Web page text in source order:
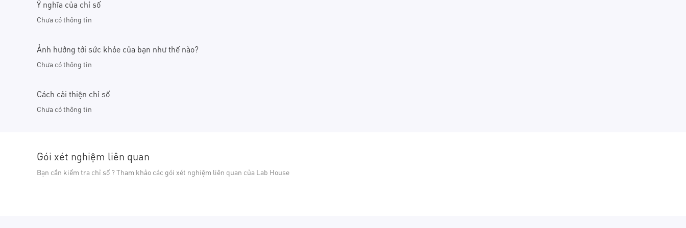
Ý nghĩa của chỉ số
Chưa có thông tin
Ảnh hưởng tới sức khỏe của bạn như thế nào?
Chưa có thông tin
Cách cải thiện chỉ số
Chưa có thông tin
Gói xét nghiệm liên quan
Bạn cần kiểm tra chỉ số ? Tham khảo các gói xét nghiệm liên quan của Lab House